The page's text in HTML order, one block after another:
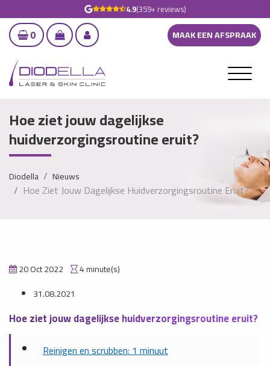
4.9(359+ reviews)
0 MAAK EEN AFSPRAAK
Hoe ziet jouw dagelijkse
huidverzorgingsroutine eruit?
Diodella Nieuws
Hoe Ziet Jouw Dagelijkse Huidverzorgingsroutine Eruit?
20 Oct 2022
4 minute(s)
31.08.2021
Hoe ziet jouw dagelijkse huidverzorgingsroutine eruit?
Reinigen en scrubben: 1 minuut